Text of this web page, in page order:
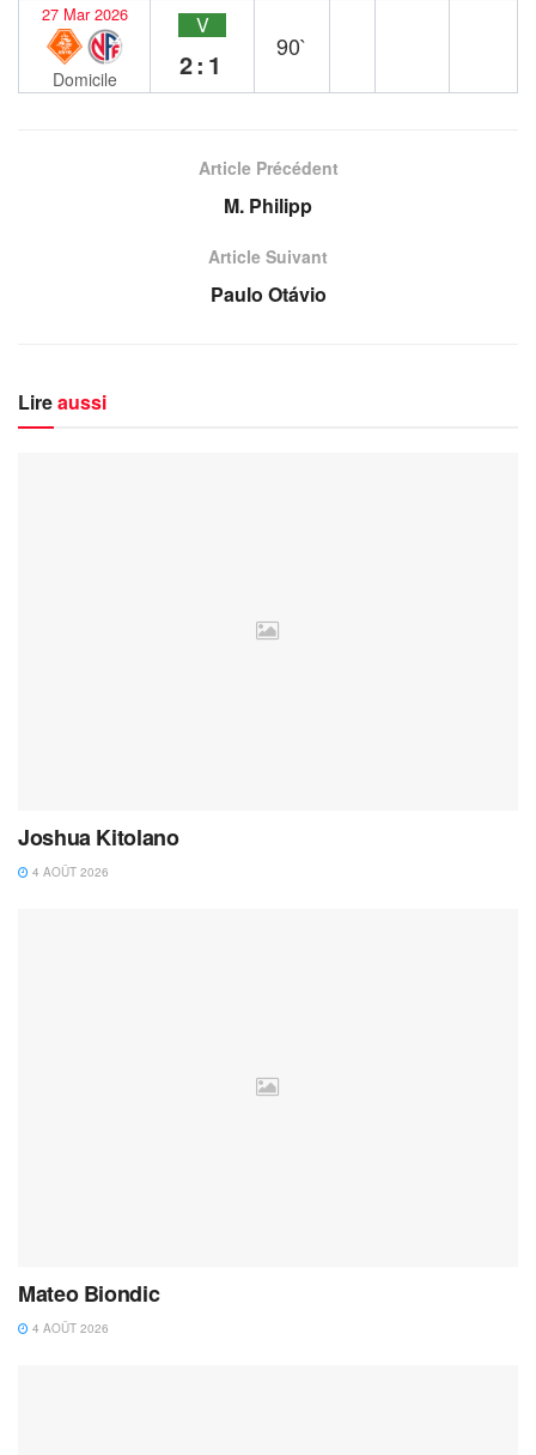
27 Mar 2026
Domicile
V
2:1
90`
Article Précédent
M. Philipp
Article Suivant
Paulo Otávio
Lireaussi
Joshua Kitolano
4 AOÛT 2026
Mateo Biondic
4 AOÛT 2026